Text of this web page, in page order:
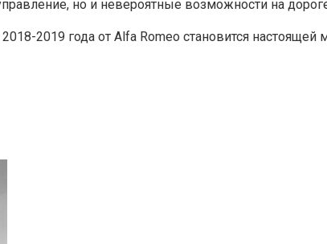
но и невероятные возможности на
2019 года от Alfa Romeo становится настоящей